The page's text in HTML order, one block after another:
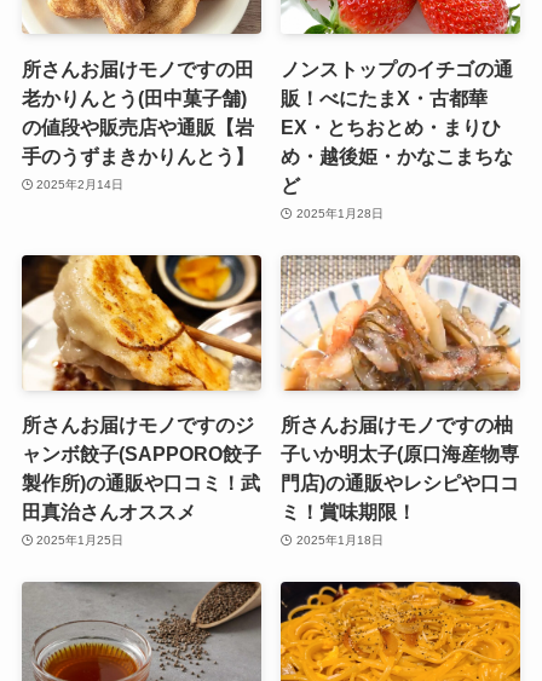
所さんお届けモノですの田
老かりんとう(田中菓子舗)
の値段や販売店や通販【岩
手のうずまきかりんとう】
2025年2月14日
ノンストップのイチゴの通
販！べにたまX・古都華
EX・とちおとめ・まりひ
め・越後姫・かなこまちな
ど
2025年1月28日
所さんお届けモノですのジ
ャンボ餃子(SAPPORO餃子
製作所)の通販や口コミ！武
田真治さんオススメ
2025年1月25日
所さんお届けモノですの柚
子いか明太子(原口海産物専
門店)の通販やレシピや口コ
ミ！賞味期限！
2025年1月18日